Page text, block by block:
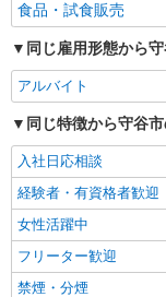
食品・試食販売
同じ雇用形態から
アルバイト
同じ特徴から守谷
入社日応相談
経験者・有資格者歓迎
女性活躍中
フリーター歓迎
禁煙・分煙